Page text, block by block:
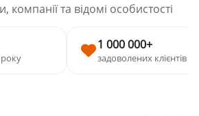
компанії та відомі особистості
1 000 000+
задоволених клієнтів